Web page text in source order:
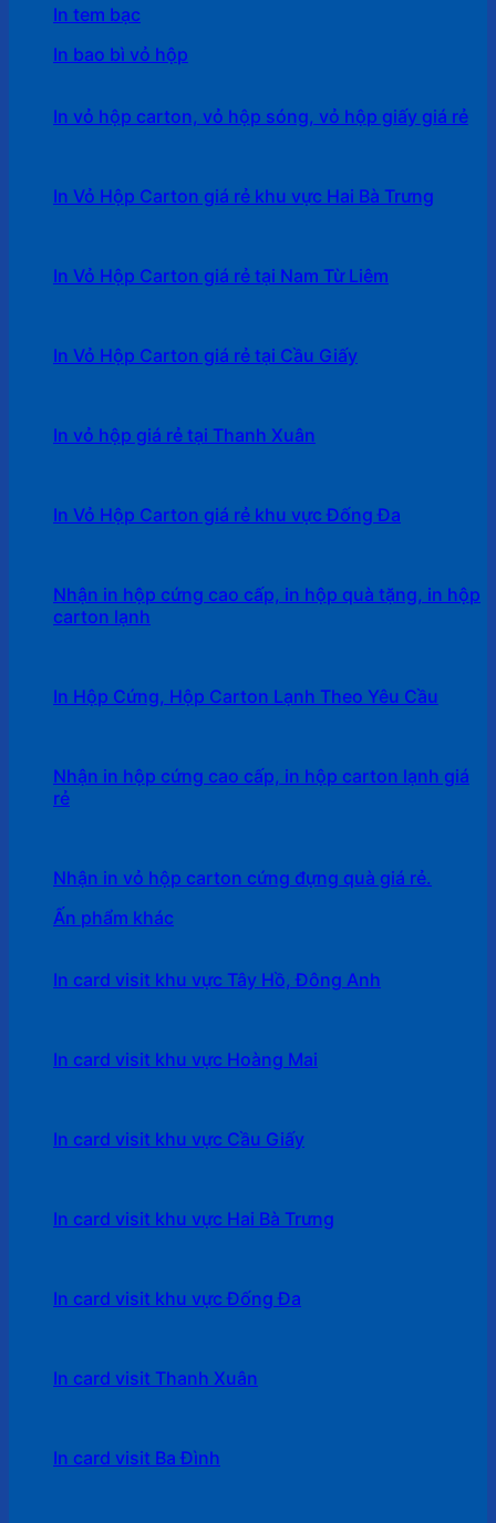
In tem bạc
In bao bì vỏ hộp
In vỏ hộp carton, vỏ hộp sóng, vỏ hộp giấy giá rẻ
In Vỏ Hộp Carton giá rẻ khu vực Hai Bà Trưng
In Vỏ Hộp Carton giá rẻ tại Nam Từ Liêm
In Vỏ Hộp Carton giá rẻ tại Cầu Giấy
In vỏ hộp giá rẻ tại Thanh Xuân
In Vỏ Hộp Carton giá rẻ khu vực Đống Đa
Nhận in hộp cứng cao cấp, in hộp quà tặng, in hộp
carton lạnh
In Hộp Cứng, Hộp Carton Lạnh Theo Yêu Cầu
Nhận in hộp cứng cao cấp, in hộp carton lạnh giá
rẻ
Nhận in vỏ hộp carton cứng đựng quà giá rẻ.
Ấn phẩm khác
In card visit khu vực Tây Hồ, Đông Anh
In card visit khu vực Hoàng Mai
In card visit khu vực Cầu Giấy
In card visit khu vực Hai Bà Trưng
In card visit khu vực Đống Đa
In card visit Thanh Xuân
In card visit Ba Đình